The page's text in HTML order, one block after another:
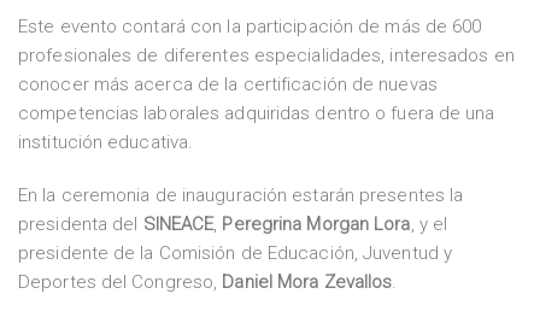
Este evento contará con la participación de más de 600
profesionales de diferentes especialidades, interesados en
conocer más acerca de la certificación de nuevas
competencias laborales adquiridas dentro o fuera de una
institución educativa.
En la ceremonia de inauguración estarán presentes la
presidenta del SINEACE, Peregrina Morgan Lora, y el
presidente de la Comisión de Educación, Juventud y
Deportes del Congreso, Daniel Mora Zevallos.